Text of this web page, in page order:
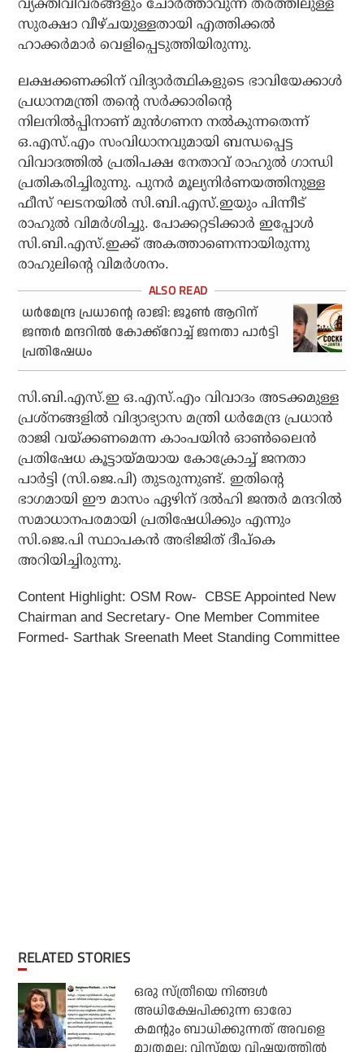
വ്യക്തിവിവരങ്ങളും ചോര്‍ത്താവുന്ന തരത്തിലുള്ള
സുരക്ഷാ വീഴ്ചയുള്ളതായി എത്തിക്കല്‍
ഹാക്കര്‍മാര്‍ വെളിപ്പെടുത്തിയിരുന്നു.
ലക്ഷക്കണക്കിന് വിദ്യാര്‍ത്ഥികളുടെ ഭാവിയേക്കാള്‍
പ്രധാനമന്ത്രി തന്റെ സര്‍ക്കാരിന്റെ
നിലനില്‍പ്പിനാണ് മുന്‍ഗണന നല്‍കുന്നതെന്ന്
ഒ.എസ്.എം സംവിധാനവുമായി ബന്ധപ്പെട്ട
വിവാദത്തില്‍ പ്രതിപക്ഷ നേതാവ് രാഹുല്‍ ഗാന്ധി
പ്രതികരിച്ചിരുന്നു. പുനര്‍ മൂല്യനിര്‍ണയത്തിനുള്ള
ഫീസ് ഘടനയില്‍ സി.ബി.എസ്.ഇയും പിന്നീട്
രാഹുല്‍ വിമര്‍ശിച്ചു. പോക്കറ്റടിക്കാര്‍ ഇപ്പോള്‍
സി.ബി.എസ്.ഇക്ക് അകത്താണെന്നായിരുന്നു
രാഹുലിന്റെ വിമര്‍ശനം.
ധര്‍മേന്ദ്ര പ്രധാന്റെ രാജി: ജൂണ്‍ ആറിന്
ജന്തര്‍ മന്ദറില്‍ കോക്ക്‌റോച്ച് ജനതാ പാര്‍ട്ടി
പ്രതിഷേധം
സി.ബി.എസ്.ഇ ഒ.എസ്.എം വിവാദം അടക്കമുള്ള
പ്രശ്‌നങ്ങളില്‍ വിദ്യാഭ്യാസ മന്ത്രി ധര്‍മേന്ദ്ര പ്രധാന്‍
രാജി വയ്ക്കണമെന്ന കാംപയിന്‍ ഓണ്‍ലൈന്‍
പ്രതിഷേധ കൂട്ടായ്മയായ കോക്രോച്ച് ജനതാ
പാര്‍ട്ടി (സി.ജെ.പി) തുടരുന്നുണ്ട്. ഇതിന്റെ
ഭാഗമായി ഈ മാസം ഏഴിന് ദല്‍ഹി ജന്തര്‍ മന്ദറില്‍
സമാധാനപരമായി പ്രതിഷേധിക്കും എന്നും
സി.ജെ.പി സ്ഥാപകന്‍ അഭിജിത് ദീപ്‌കെ
അറിയിച്ചിരുന്നു.
Content Highlight: OSM Row- CBSE Appointed New
Chairman and Secretary- One Member Commitee
Formed- Sarthak Sreenath Meet Standing Committee
RELATED STORIES
ഒരു സ്ത്രീയെ നിങ്ങള്‍
അധിക്ഷേപിക്കുന്ന ഓരോ
കമന്റും ബാധിക്കുന്നത് അവളെ